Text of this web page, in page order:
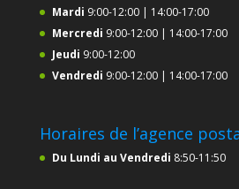
Mardi 9:00-12:00 | 14:00-17:00
Mercredi 9:00-12:00 | 14:00-17:00
Jeudi 9:00-12:00
Vendredi 9:00-12:00 | 14:00-17:00
Horaires de l’agence
Du Lundi au Vendredi 8:50-11:50